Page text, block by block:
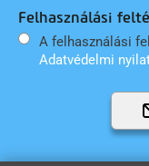
Felhasználási
A felhasználási
Adatvédelmi